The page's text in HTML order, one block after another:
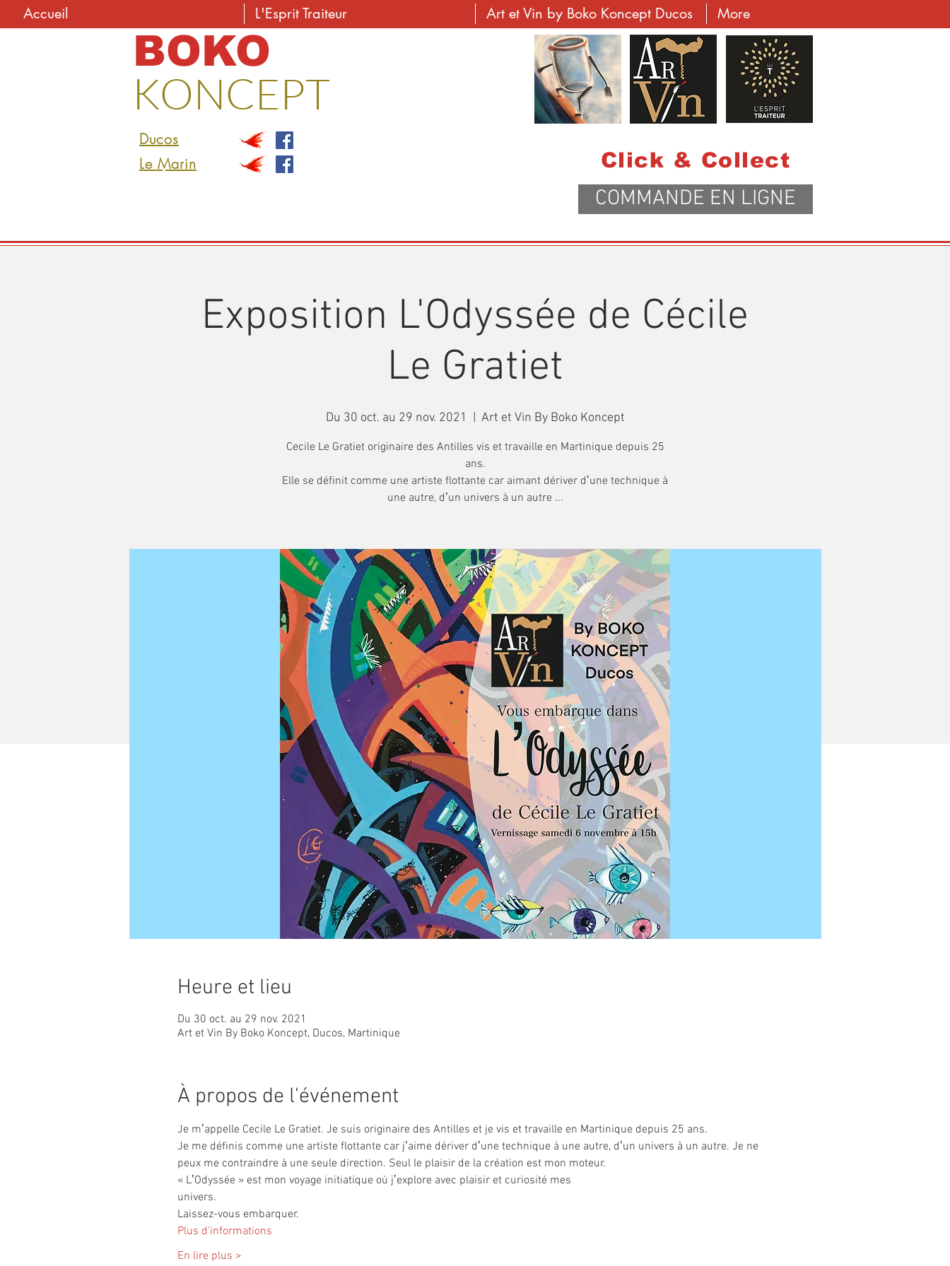
Accueil L'Esprit Traiteur Art et Vin by Boko Koncept Ducos More
BOKO
KONCEPT
Ducos
Le Marin
Click & Collect
COMMANDE EN LIGNE
Exposition L'Odyssée de Cécile
Le Gratiet
Du 30 oct. au 29 nov. 2021 Art et Vin By Boko Koncept
Cecile Le Gratiet originaire des Antilles vis et travaille en Martinique depuis 25
ans.
Elle se définit comme une artiste flottante car aimant dériver dʼune technique à
une autre, dʼun univers à un autre ...
Heure et lieu
Du 30 oct. au 29 nov. 2021
Art et Vin By Boko Koncept, Ducos, Martinique
À propos de l'événement
Je mʼappelle Cecile Le Gratiet. Je suis originaire des Antilles et je vis et travaille en Martinique depuis 25 ans.
Je me définis comme une artiste flottante car jʼaime dériver dʼune technique à une autre, dʼun univers à un autre. Je ne
peux me contraindre à une seule direction. Seul le plaisir de la création est mon moteur.
« LʼOdyssée » est mon voyage initiatique où jʼexplore avec plaisir et curiosité mes
univers.
Laissez-vous embarquer.
Plus d'informations
En lire plus >